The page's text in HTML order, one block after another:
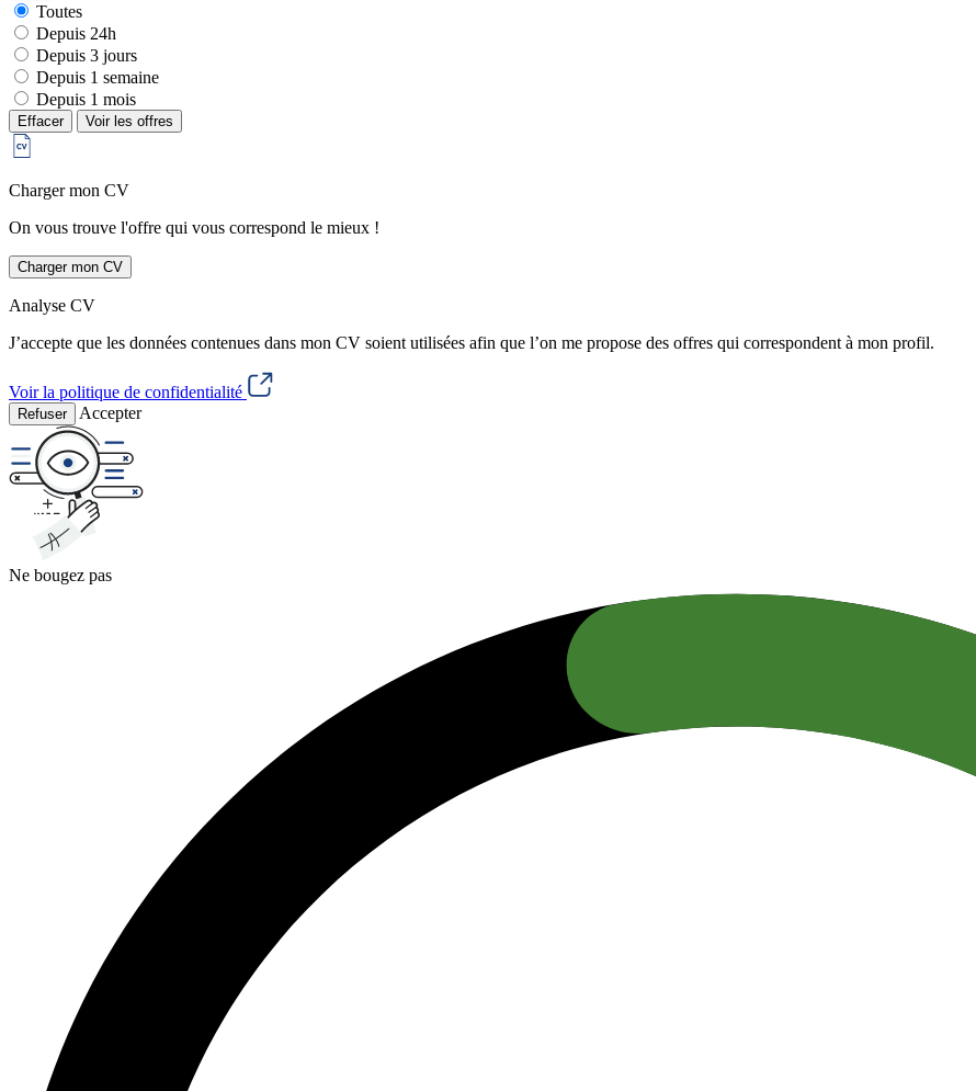
Toutes
Depuis 24h
Depuis 3 jours
Depuis 1 semaine
Depuis 1 mois
Effacer Voir les offres
Charger mon CV
On vous trouve l'offre qui vous correspond le mieux !
Charger mon CV
Analyse CV
J’accepte que les données contenues dans mon CV soient utilisées afin que l’on me propose des offres qui correspondent à mon profil.
Voir la politique de confidentialité
Refuser Accepter
Ne bougez pas